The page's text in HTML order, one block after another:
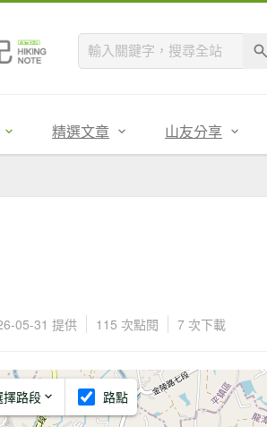
精選文章 山友分享
05-31 提供 115 次點閱 7 次下載
擇路段 路點